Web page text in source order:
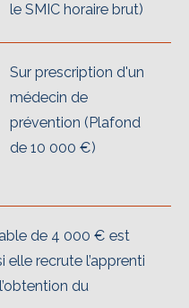
le SMIC horaire brut)
Sur prescription d'un
médecin de
prévention (Plafond
de 10 000 €)
de 4 000 € est
recrute l’apprenti
du